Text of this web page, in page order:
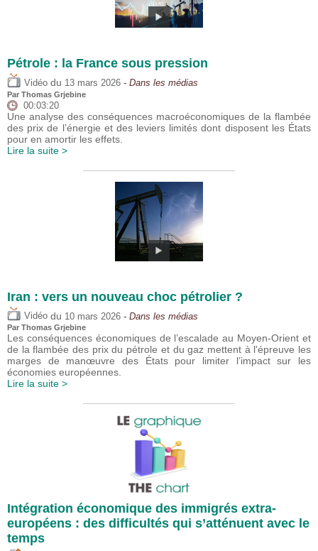
Pétrole : la France sous pression
Vidéo du 13 mars 2026 - Dans les médias
Par Thomas Grjebine
00:03:20
Une analyse des conséquences macroéconomiques de la flambée
des prix de l’énergie et des leviers limités dont disposent les États
pour en amortir les effets.
Lire la suite >
Iran : vers un nouveau choc pétrolier ?
Vidéo du 10 mars 2026 - Dans les médias
Par Thomas Grjebine
Les conséquences économiques de l’escalade au Moyen-Orient et
de la flambée des prix du pétrole et du gaz mettent à l'épreuve les
marges de manœuvre des États pour limiter l’impact sur les
économies européennes.
Lire la suite >
Intégration économique des immigrés extra-
européens : des difficultés qui s’atténuent avec le
temps